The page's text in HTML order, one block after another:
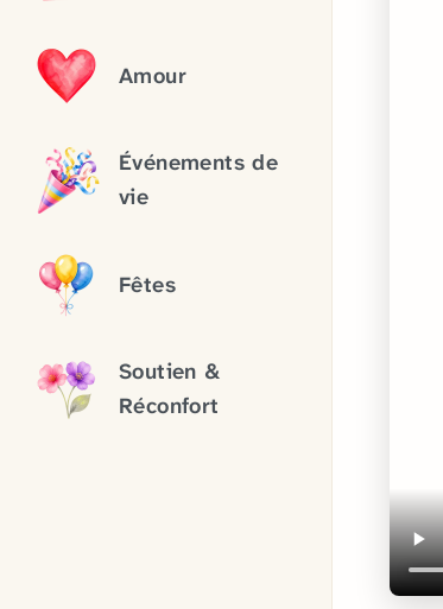
Amour
Événements de
vie
Fêtes
Soutien &
Réconfort